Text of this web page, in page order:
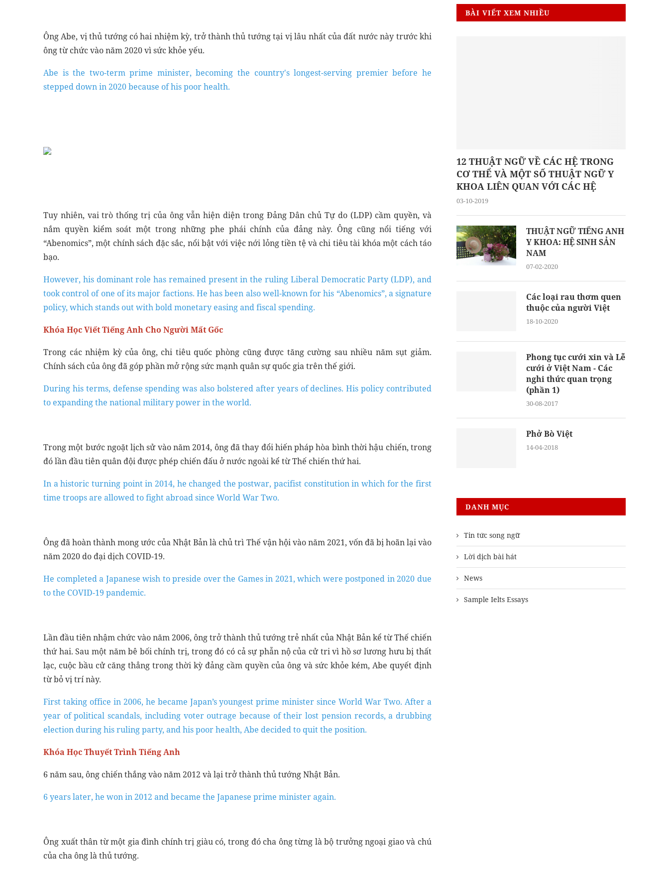
Ông Abe, vị thủ tướng có hai nhiệm kỳ, trở thành thủ tướng tại vị lâu nhất của đất nước này trước khi
ông từ chức vào năm 2020 vì sức khỏe yếu.
Abe is the two-term prime minister, becoming the country's longest-serving premier before he
stepped down in 2020 because of his poor health.
Tuy nhiên, vai trò thống trị của ông vẫn hiện diện trong Đảng Dân chủ Tự do (LDP) cầm quyền, và
nắm quyền kiểm soát một trong những phe phái chính của đảng này. Ông cũng nổi tiếng với
“Abenomics”, một chính sách đặc sắc, nổi bật với việc nới lỏng tiền tệ và chi tiêu tài khóa một cách táo
bạo.
However, his dominant role has remained present in the ruling Liberal Democratic Party (LDP), and
took control of one of its major factions. He has been also well-known for his “Abenomics”, a signature
policy, which stands out with bold monetary easing and fiscal spending.
Khóa Học Viết Tiếng Anh Cho Người Mất Gốc
Trong các nhiệm kỳ của ông, chi tiêu quốc phòng cũng được tăng cường sau nhiều năm sụt giảm.
Chính sách của ông đã góp phần mở rộng sức mạnh quân sự quốc gia trên thế giới.
During his terms, defense spending was also bolstered after years of declines. His policy contributed
to expanding the national military power in the world.
Trong một bước ngoặt lịch sử vào năm 2014, ông đã thay đổi hiến pháp hòa bình thời hậu chiến, trong
đó lần đầu tiên quân đội được phép chiến đấu ở nước ngoài kể từ Thế chiến thứ hai.
In a historic turning point in 2014, he changed the postwar, pacifist constitution in which for the first
time troops are allowed to fight abroad since World War Two.
Ông đã hoàn thành mong ước của Nhật Bản là chủ trì Thế vận hội vào năm 2021, vốn đã bị hoãn lại vào
năm 2020 do đại dịch COVID-19.
He completed a Japanese wish to preside over the Games in 2021, which were postponed in 2020 due
to the COVID-19 pandemic.
Lần đầu tiên nhậm chức vào năm 2006, ông trở thành thủ tướng trẻ nhất của Nhật Bản kể từ Thế chiến
thứ hai. Sau một năm bê bối chính trị, trong đó có cả sự phẫn nộ của cử tri vì hồ sơ lương hưu bị thất
lạc, cuộc bầu cử căng thẳng trong thời kỳ đảng cầm quyền của ông và sức khỏe kém, Abe quyết định
từ bỏ vị trí này.
First taking office in 2006, he became Japan’s youngest prime minister since World War Two. After a
year of political scandals, including voter outrage because of their lost pension records, a drubbing
election during his ruling party, and his poor health, Abe decided to quit the position.
Khóa Học Thuyết Trình Tiếng Anh
6 năm sau, ông chiến thắng vào năm 2012 và lại trở thành thủ tướng Nhật Bản.
6 years later, he won in 2012 and became the Japanese prime minister again.
Ông xuất thân từ một gia đình chính trị giàu có, trong đó cha ông từng là bộ trưởng ngoại giao và chú
của cha ông là thủ tướng.
BÀI VIẾT XEM NHIỀU
12 THUẬT NGỮ VỀ CÁC HỆ TRONG
CƠ THỂ VÀ MỘT SỐ THUẬT NGỮ Y
KHOA LIÊN QUAN VỚI CÁC HỆ
03-10-2019
THUẬT NGỮ TIẾNG ANH
Y KHOA: HỆ SINH SẢN
NAM
07-02-2020
Các loại rau thơm quen
thuộc của người Việt
18-10-2020
Phong tục cưới xin và Lễ
cưới ở Việt Nam - Các
nghi thức quan trọng
(phần 1)
30-08-2017
Phở Bò Việt
14-04-2018
DANH MỤC
Tin tức song ngữ
Lời dịch bài hát
News
Sample Ielts Essays